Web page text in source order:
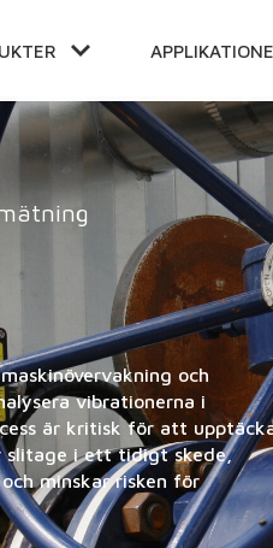
och
vibrationerna i
är kritisk för att
slitage i ett tidigt skede,
minskar risken för